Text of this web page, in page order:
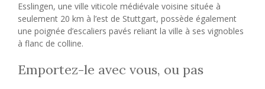
Esslingen, une ville viticole médiévale voisine située à
seulement 20 km à l’est de Stuttgart, possède également
une poignée d’escaliers pavés reliant la ville à ses vignobles
à flanc de colline.
Emportez-le avec vous, ou pas